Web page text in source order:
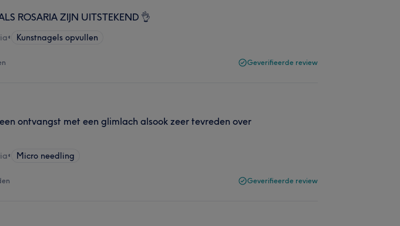
ROSARIA ZIJN UITSTEKEND 👌
• Kunstnagels opvullen
Geverifieerde review
ontvangst met een glimlach alsook zeer tevreden over
• Micro needling
Geverifieerde review